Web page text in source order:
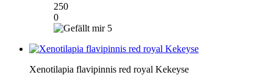
250
0
5
Xenotilapia flavipinnis red royal Kekeyse